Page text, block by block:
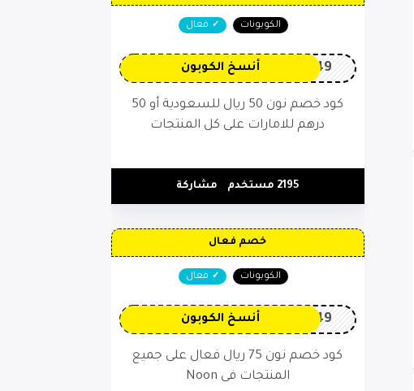
الكوبونات فعال
OP149 أنسخ الكوبون
كود خصم نون 50 ريال للسعودية أو 50
درهم للامارات على كل المنتجات
2195 مستخدم مشاركة
خصم فعال
الكوبونات فعال
OP149 أنسخ الكوبون
كود خصم نون 75 ريال فعال على جميع
المنتجات فى Noon